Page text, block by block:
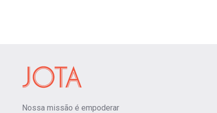
Nossa missão é empoderar